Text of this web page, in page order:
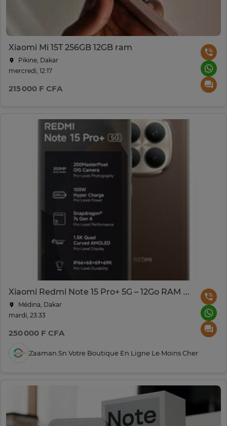
Xiaomi Mi 15T 256GB 12GB ram
Pikine, Dakar
mercredi, 12:17
215 000 F CFA
Xiaomi Redmi Note 15 Pro+ 5G – 12Go RAM 512Go – Charge 100W
Médina, Dakar
mardi, 23:33
250 000 F CFA
Zaaman.sn Votre Boutique En Ligne Le Moins Cher